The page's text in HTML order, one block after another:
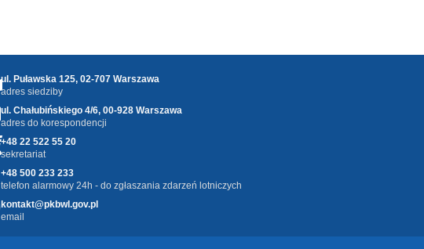
ul. Puławska 125, 02-707 Warszawa
adres siedziby
ul. Chałubińskiego 4/6, 00-928 Warszawa
adres do korespondencji
+48 22 522 55 20
sekretariat
+48 500 233 233
telefon alarmowy 24h - do zgłaszania zdarzeń lotniczych
kontakt@pkbwl.gov.pl
email